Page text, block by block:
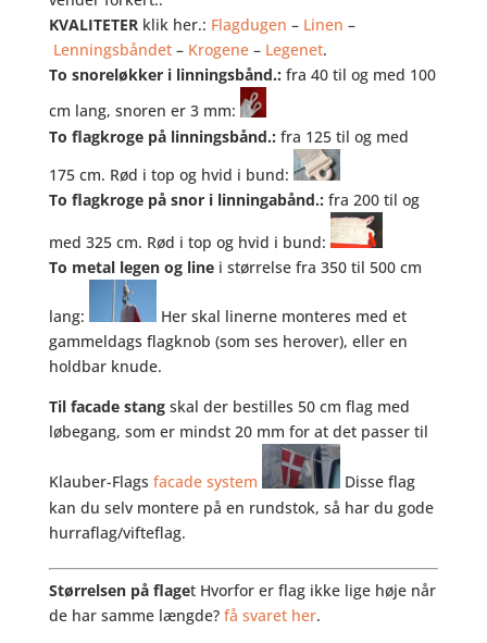
KVALITETERklik her.: Flagdugen – Linen –
Lenningsbåndet– Krogene– Legenet.
To snoreløkker i linningsbånd.: fra 40 til og med 100
cm lang, snoren er 3 mm:
To flagkroge på linningsbånd.: fra 125 til og med
175 cm. Rød i top og hvid i bund:
To flagkroge på snor i linningabånd.: fra 200 til og
med 325 cm. Rød i top og hvid i bund:
To metal legen og linei størrelse fra 350 til 500 cm
lang:
Her skal linerne monteres med et
gammeldags flagknob (som ses herover), eller en
holdbar knude.
Til facade stangskal der bestilles 50 cm flag med
løbegang, som er mindst 20 mm for at det passer til
Klauber-Flags facade system
Disse flag
kan du selv montere på en rundstok, så har du gode
hurraflag/vifteflag.
Størrelsen på flaget Hvorfor er flag ikke lige høje når
de har samme længde? få svaret her.